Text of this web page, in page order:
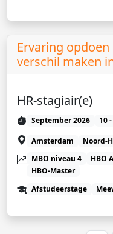
Ervaring
verschil maken
HR-stagiair(e)
September 2026 10
Amsterdam
Noord-
MBO niveau 4
HBO
HBO-Master
Afstudeerstage